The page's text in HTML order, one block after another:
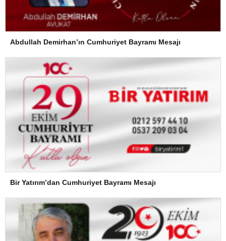
Abdullah Demirhan’ın Cumhuriyet Bayramı Mesajı
Bir Yatırım’dan Cumhuriyet Bayramı Mesajı